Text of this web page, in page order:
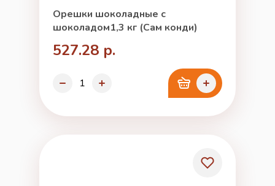
Орешки шоколадные с
шоколадом1,3 кг (Сам конди)
527.28 р.